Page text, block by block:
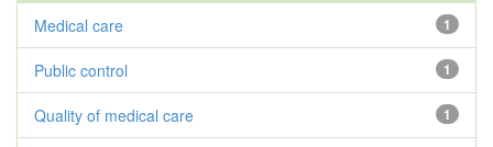
1
Medical care
1
Public control
1
Quality of medical care